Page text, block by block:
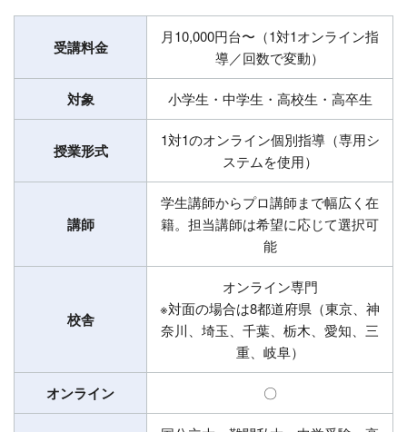
受講料金
月10,000円台〜（1対1オンライン指
導／回数で変動）
対象 小学生・中学生・高校生・高卒生
授業形式
1対1のオンライン個別指導（専用シ
ステムを使用）
講師
学生講師からプロ講師まで幅広く在
籍。担当講師は希望に応じて選択可
能
校舎
オンライン専門
※対面の場合は8都道府県（東京、神
奈川、埼玉、千葉、栃木、愛知、三
重、岐阜）
オンライン 〇